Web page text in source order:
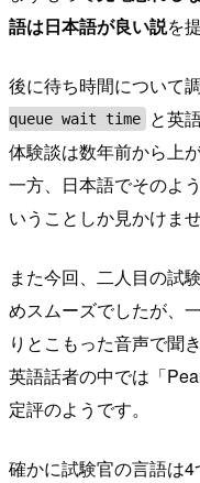
語は日本語が良い説を
後に待ち時間について
queue wait time
と英
体験談は数年前から上
一方、日本語でそのよ
いうことしか見かけま
また今回、二人目の試
めスムーズでしたが、
りとこもった音声で聞
英語話者の中では「
定評のようです。
確かに試験官の言語は